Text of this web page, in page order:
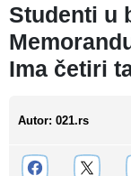
Studenti u
Ima četiri
Autor: 021.rs